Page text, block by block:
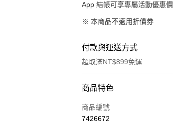
App 結帳可享專屬活動優惠價
※ 本商品不適用折價券
付款與運送方式
超取滿NT$899免運
付款方式
信用卡一次付款
商品特色
商品編號
7426672